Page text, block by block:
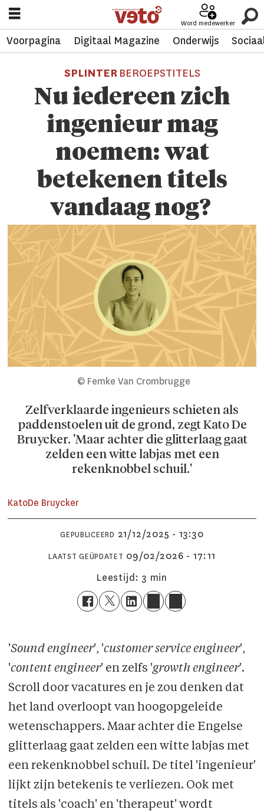
Word medewerker
Voorpagina Digitaal Magazine Onderwijs
SPLINTER BEROEPSTITELS
Nu iedereen zich
ingenieur mag
noemen: wat
betekenen titels
vandaag nog?
© Femke Van Crombrugge
Zelfverklaarde ingenieurs schieten als
paddenstoelen uit de grond, zegt Kato De
Bruycker. 'Maar achter die glitterlaag gaat
zelden een witte labjas met een
rekenknobbel schuil.'
KatoDe Bruycker
GEPUBLICEERD 21/12/2025 - 13:30
LAATST GEÜPDATET
09/02/2026 - 17:11
Leestijd: 3 min
'Sound engineer', 'customer service engineer',
'content engineer' en zelfs 'growth engineer'.
Scroll door vacatures en je zou denken dat
het land overloopt van hoogopgeleide
wetenschappers. Maar achter die Engelse
glitterlaag gaat zelden een witte labjas met
een rekenknobbel schuil. De titel 'ingenieur'
lijkt zijn betekenis te verliezen. Ook met
titels als 'coach' en 'therapeut' wordt